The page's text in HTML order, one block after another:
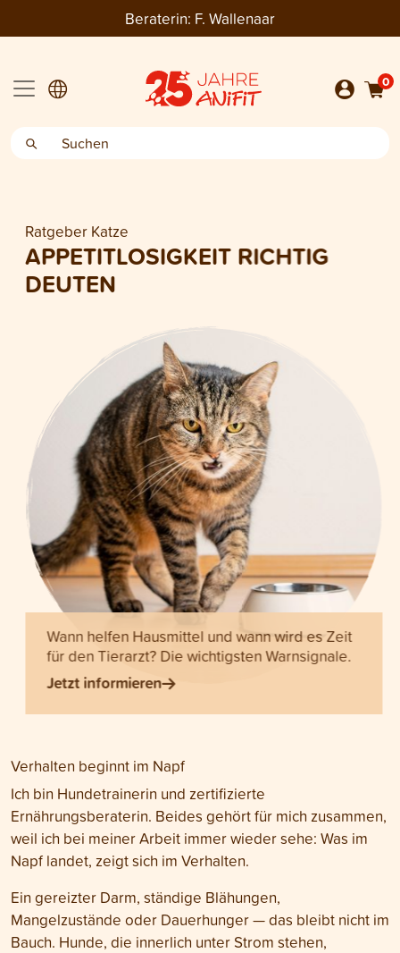
Beraterin: F. Wallenaar
0
Ratgeber Katze
APPETITLOSIGKEIT RICHTIG
DEUTEN
Wann helfen Hausmittel und wann wird es Zeit
für den Tierarzt? Die wichtigsten Warnsignale.
Jetzt informieren
Verhalten beginnt im Napf
Ich bin Hundetrainerin und zertifizierte
Ernährungsberaterin. Beides gehört für mich zusammen,
weil ich bei meiner Arbeit immer wieder sehe: Was im
Napf landet, zeigt sich im Verhalten.
Ein gereizter Darm, ständige Blähungen,
Mangelzustände oder Dauerhunger — das bleibt nicht im
Bauch. Hunde, die innerlich unter Strom stehen,